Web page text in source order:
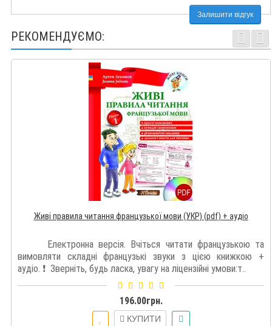
Залишити відгук
РЕКОМЕНДУЄМО:
Живі правила читання французької мови (УКР) (pdf) + аудіо
Електронна версія. Вчіться читати французькою та
вимовляти складні французькі звуки з цією книжкою +
аудіо. ❗️ Зверніть, будь ласка, увагу на ліцензійні умови:т..
196.00грн.
КУПИТИ